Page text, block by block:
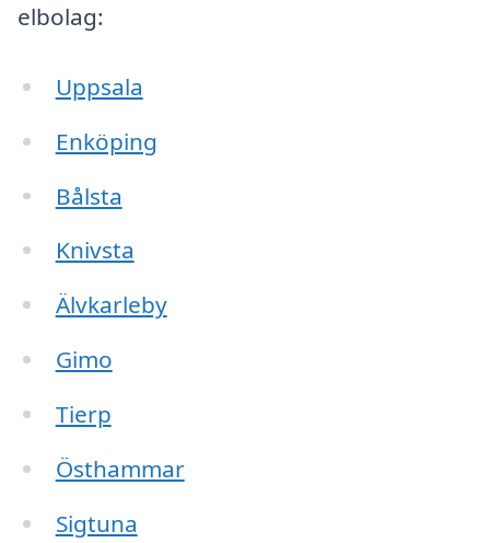
elbolag:
Uppsala
Enköping
Bålsta
Knivsta
Älvkarleby
Gimo
Tierp
Östhammar
Sigtuna